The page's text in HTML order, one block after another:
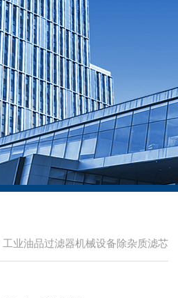
工业油品过滤器机械设备除杂质滤芯